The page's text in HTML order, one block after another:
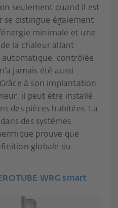
seulement quand il est
se distingue également
minimale et une
la chaleur allant
automatique, contrôlée
jamais été aussi
à son implantation
il peut être installé
des pièces habitées. La
des systèmes
prouve que
globale du
WRG smart